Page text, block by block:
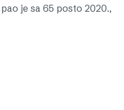
je sa 65 posto 2020.,